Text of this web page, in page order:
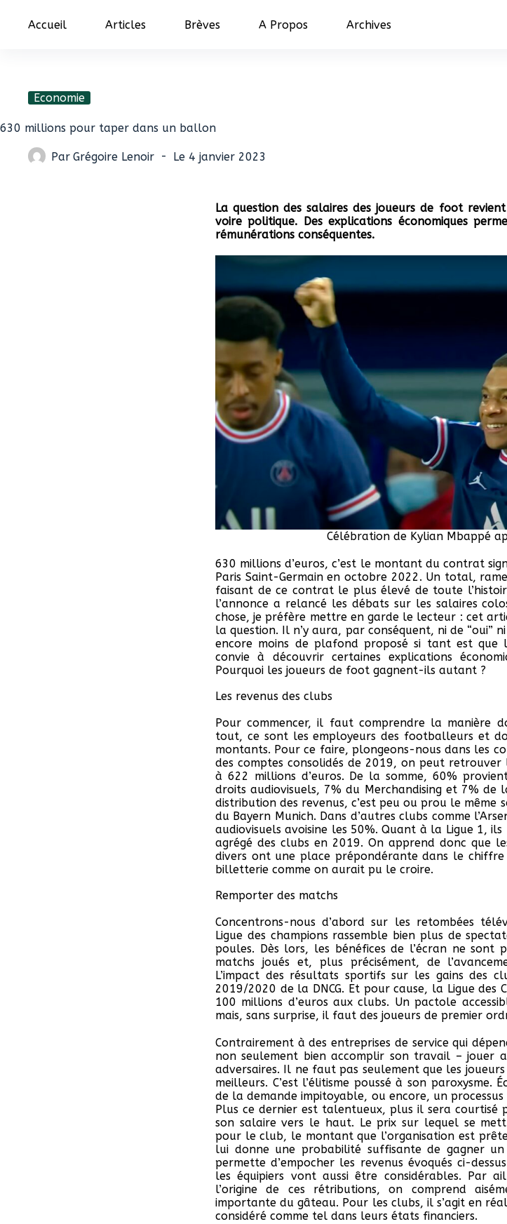
Accueil Articles Brèves A Propos Archives
Economie
630 millions pour taper dans un ballon
Par Grégoire Lenoir Le 4 janvier 2023
La question des salaires des joueurs de foot
voire politique. Des explications économiques
rémunérations conséquentes.
Célébration de Kylian Mbappé
630 millions d’euros, c’est le montant du contrat
Paris Saint-Germain en octobre 2022. Un total,
faisant de ce contrat le plus élevé de toute
l’annonce a relancé les débats sur les salaires
chose, je préfère mettre en garde le lecteur : cet
la question. Il n’y aura, par conséquent, ni de “oui”
encore moins de plafond proposé si tant est que
convie à découvrir certaines explications
Pourquoi les joueurs de foot gagnent-ils autant ?
Les revenus des clubs
Pour commencer, il faut comprendre la manière
tout, ce sont les employeurs des footballeurs et
montants. Pour ce faire, plongeons-nous dans les
des comptes consolidés de 2019, on peut
à 622 millions d’euros. De la somme, 60%
droits audiovisuels, 7% du Merchandising et 7%
distribution des revenus, c’est peu ou prou le même
du Bayern Munich. Dans d’autres clubs comme
audiovisuels avoisine les 50%. Quant à la Ligue 1,
agrégé des clubs en 2019. On apprend donc que
divers ont une place prépondérante dans le
billetterie comme on aurait pu le croire.
Remporter des matchs
Concentrons-nous d’abord sur les retombées
Ligue des champions rassemble bien plus de
poules. Dès lors, les bénéfices de l’écran ne sont
matchs joués et, plus précisément, de
L’impact des résultats sportifs sur les gains des
2019/2020 de la DNCG. Et pour cause, la Ligue
100 millions d’euros aux clubs. Un pactole
mais, sans surprise, il faut des joueurs de premier
Contrairement à des entreprises de service qui
non seulement bien accomplir son travail – jouer
adversaires. Il ne faut pas seulement que les
meilleurs. C’est l’élitisme poussé à son
de la demande impitoyable, ou encore, un
Plus ce dernier est talentueux, plus il sera
son salaire vers le haut. Le prix sur lequel se
pour le club, le montant que l’organisation est
lui donne une probabilité suffisante de gagner
permette d’empocher les revenus évoqués ci-
les équipiers vont aussi être considérables. Par
l’origine de ces rétributions, on comprend
importante du gâteau. Pour les clubs, il s’agit en
considéré comme tel dans leurs états financiers.